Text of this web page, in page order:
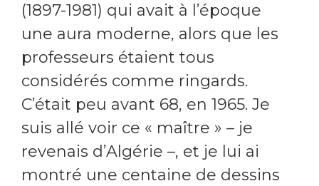
(1897-1981) qui avait à l’époque
une aura moderne, alors que les
professeurs étaient tous
considérés comme ringards.
C’était peu avant 68, en 1965. Je
suis allé voir ce « maître » – je
revenais d’Algérie –, et je lui ai
montré une centaine de dessins